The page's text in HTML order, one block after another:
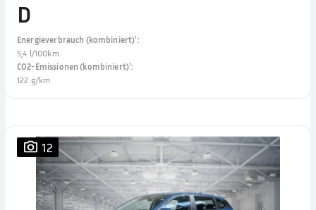
D
Energieverbrauch (kombiniert)¹:
5,4 l/100km
CO2-Emissionen (kombiniert)¹:
122 g/km
12